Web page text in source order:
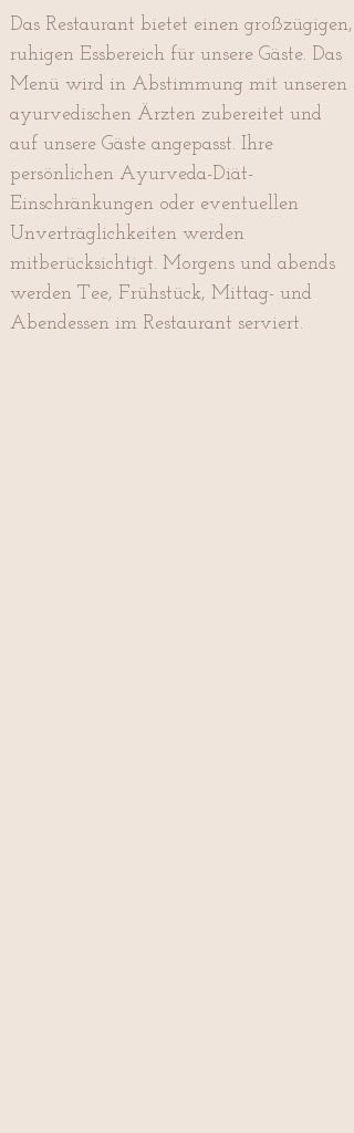
Das Restaurant bietet einen großzügigen,
ruhigen Essbereich für unsere Gäste. Das
Menü wird in Abstimmung mit unseren
ayurvedischen Ärzten zubereitet und
auf unsere Gäste angepasst. Ihre
persönlichen Ayurveda-Diät-
Einschränkungen oder eventuellen
Unverträglichkeiten werden
mitberücksichtigt. Morgens und abends
werden Tee, Frühstück, Mittag- und
Abendessen im Restaurant serviert.